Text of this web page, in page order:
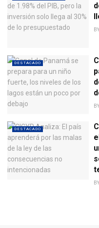
BY
DESTACADO
BY
DESTACADO
BY